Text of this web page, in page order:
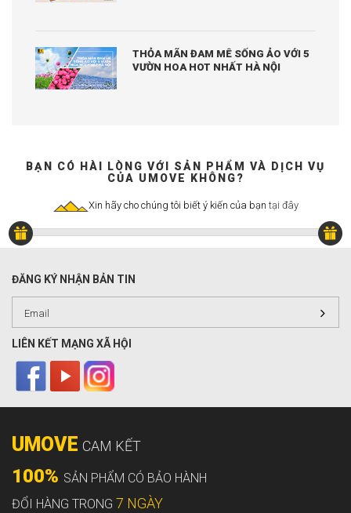
THỎA MÃN ĐAM MÊ SỐNG ẢO VỚI 5
VƯỜN HOA HOT NHẤT HÀ NỘI
BẠN CÓ HÀI LÒNG VỚI SẢN PHẨM VÀ DỊCH VỤ
CỦA UMOVE KHÔNG?
Xin hãy cho chúng tôi biết ý kiến của bạn tại đây
ĐĂNG KÝ NHẬN BẢN TIN
LIÊN KẾT MẠNG XÃ HỘI
UMOVE CAM KẾT
100% SẢN PHẨM CÓ BẢO HÀNH
ĐỔI HÀNG TRONG 7 NGÀY